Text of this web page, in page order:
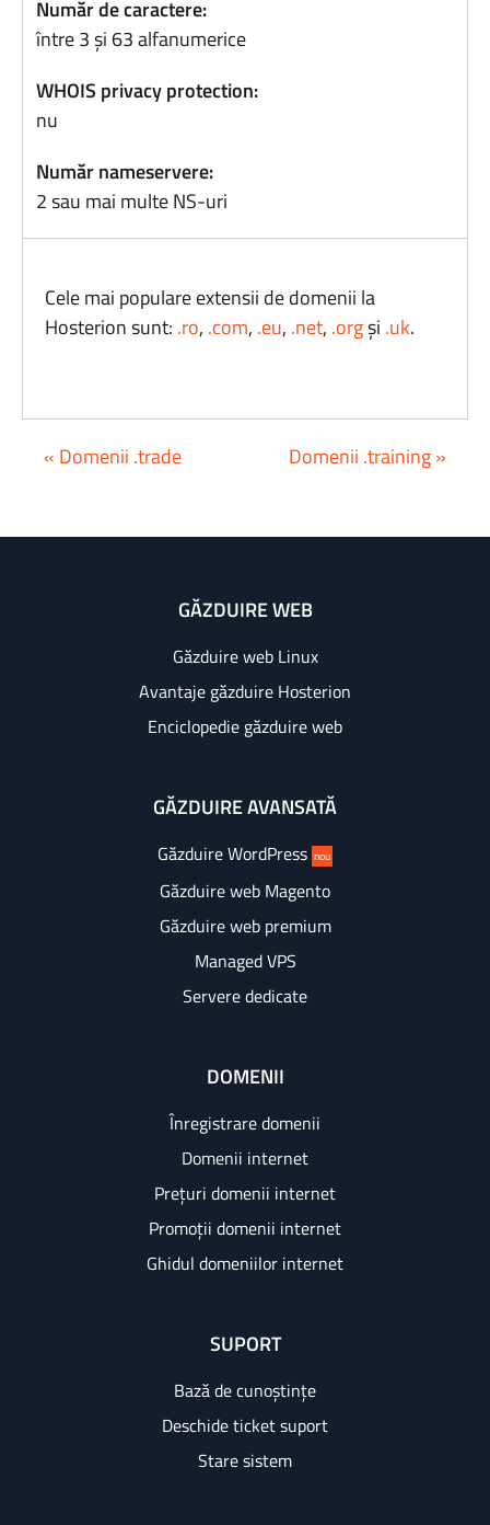
Număr de caractere:
între 3 și 63 alfanumerice
WHOIS privacy protection:
nu
Număr nameservere:
2 sau mai multe NS-uri
Cele mai populare extensii de domenii la
Hosterion sunt: .ro, .com, .eu, .net, .orgși .uk.
« Domenii .trade Domenii .training »
GĂZDUIRE WEB
Găzduire web Linux
Avantaje găzduire Hosterion
Enciclopedie găzduire web
GĂZDUIRE AVANSATĂ
Găzduire WordPress nou
Găzduire web Magento
Găzduire web premium
Managed VPS
Servere dedicate
DOMENII
Înregistrare domenii
Domenii internet
Prețuri domenii internet
Promoții domenii internet
Ghidul domeniilor internet
SUPORT
Bază de cunoștințe
Deschide ticket suport
Stare sistem